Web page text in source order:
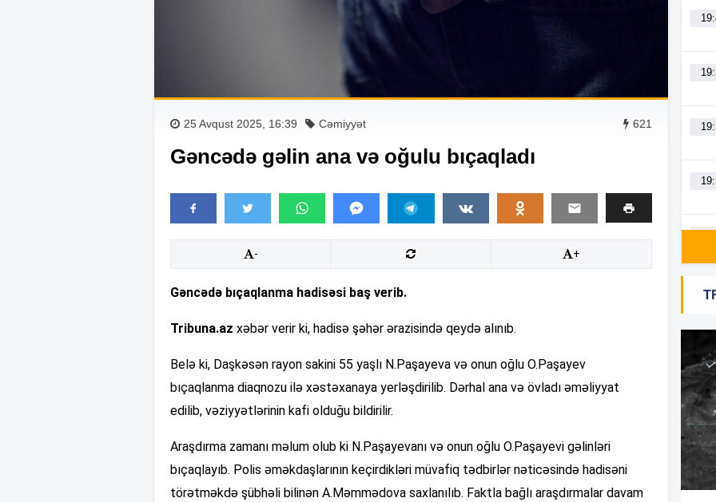
25 Avqust 2025, 16:39 Cəmiyyət 621
Gəncədə gəlin ana və oğulu bıçaqladı
- +
Gəncədə bıçaqlanma hadisəsi baş verib.
Tribuna.az xəbər verir ki, hadisə şəhər ərazisində qeydə alınıb.
Belə ki, Daşkəsən rayon sakini 55 yaşlı N.Paşayeva və onun oğlu O.Paşayev
bıçaqlanma diaqnozu ilə xəstəxanaya yerləşdirilib. Dərhal ana və övladı əməliyyat
edilib, vəziyyətlərinin kafi olduğu bildirilir.
Araşdırma zamanı məlum olub ki N.Paşayevanı və onun oğlu O.Paşayevi gəlinləri
bıçaqlayıb. Polis əməkdaşlarının keçirdikləri müvafiq tədbirlər nəticəsində hadisəni
törətməkdə şübhəli bilinən A.Məmmədova saxlanılıb. Faktla bağlı araşdırmalar davam